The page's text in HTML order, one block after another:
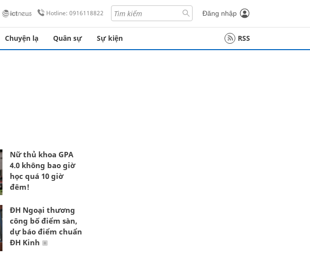
Hotline: 0916118822 Đăng nhập
Chuyện lạ Quân sự Sự kiện RSS
Nữ thủ khoa GPA
4.0 không bao giờ
học quá 10 giờ
đêm!
ĐH Ngoại thương
công bố điểm sàn,
dự báo điểm chuẩn
ĐH Kinh